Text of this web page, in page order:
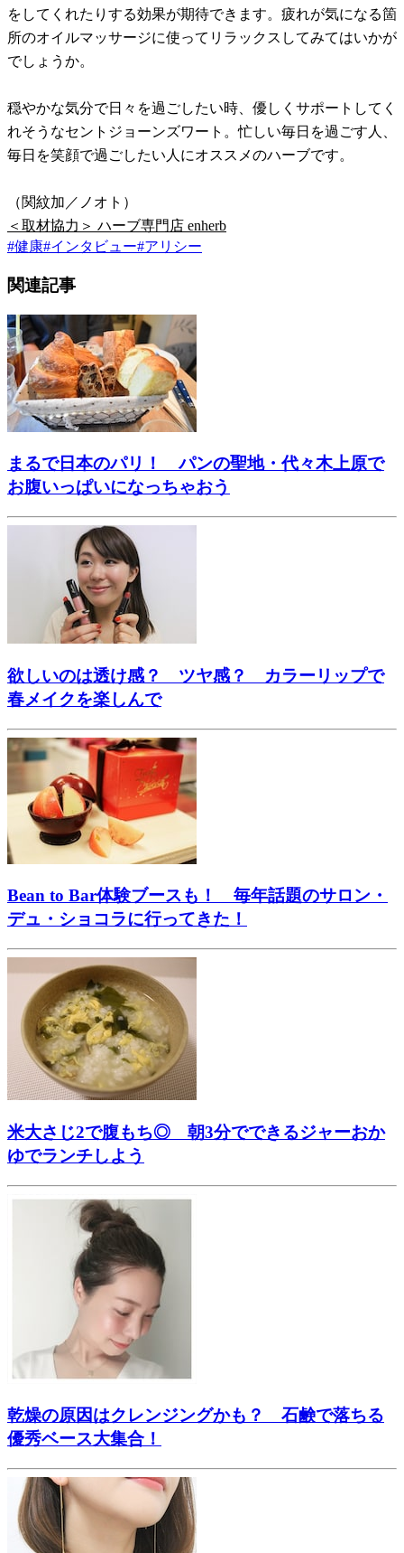
をしてくれたりする効果が期待できます。疲れが気になる箇
所のオイルマッサージに使ってリラックスしてみてはいかが
でしょうか。
穏やかな気分で日々を過ごしたい時、優しくサポートしてく
れそうなセントジョーンズワート。忙しい毎日を過ごす人、
毎日を笑顔で過ごしたい人にオススメのハーブです。
（関紋加／ノオト）
＜取材協力＞ ハーブ専門店 enherb
#健康#インタビュー#アリシー
関連記事
まるで日本のパリ！ パンの聖地・代々木上原で
お腹いっぱいになっちゃおう
欲しいのは透け感？ ツヤ感？ カラーリップで
春メイクを楽しんで
Bean to Bar体験ブースも！ 毎年話題のサロン・
デュ・ショコラに行ってきた！
米大さじ2で腹もち◎ 朝3分でできるジャーおか
ゆでランチしよう
乾燥の原因はクレンジングかも？ 石鹸で落ちる
優秀ベース大集合！